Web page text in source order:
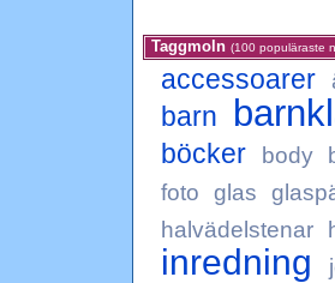
Taggmoln (100 populäraste
accessoarer
barn
böcker body
foto glas
halvädelstenar
inredning